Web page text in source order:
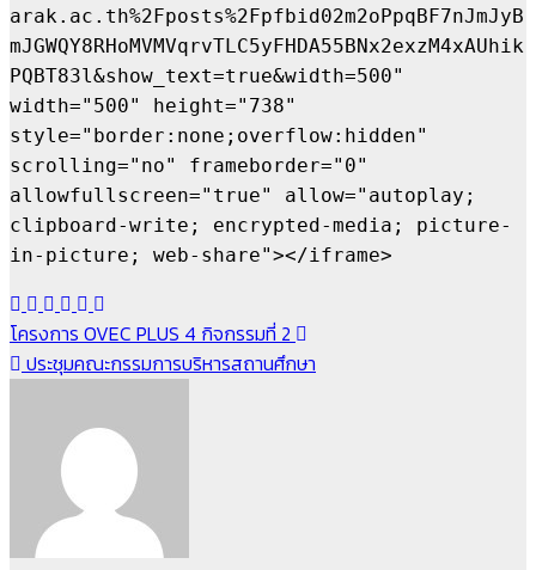
arak.ac.th%2Fposts%2Fpfbid02m2oPpqBF7nJmJyB
mJGWQY8RHoMVMVqrvTLC5yFHDA55BNx2exzM4xAUhik
PQBT83l&show_text=true&width=500"
width="500" height="738"
style="border:none;overflow:hidden"
scrolling="no" frameborder="0"
allowfullscreen="true" allow="autoplay;
clipboard-write; encrypted-media; picture-
in-picture; web-share"></iframe>
แนะแนว
เรื่อง
โครงการ OVEC PLUS 4 กิจกรรมที่ 2
ประชุมคณะกรรมการบริหารสถานศึกษา